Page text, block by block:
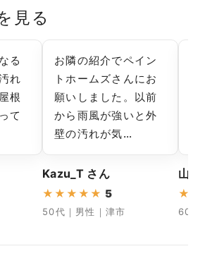
見る
る
れ
根
て
お隣の紹介でペイン
トホームズさんにお
願いしました。以前
から雨風が強いと外
壁の汚れが気…
Kazu_T さん
★ ★ ★ ★ ★ 5
50代｜男性｜津市
山田
★
60代